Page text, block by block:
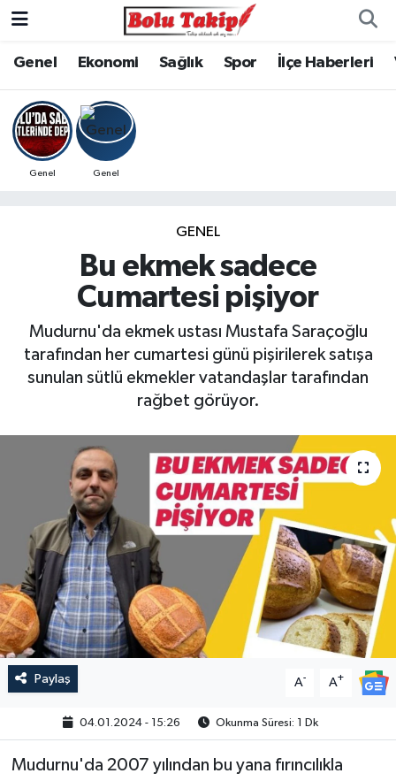
Genel Ekonomi Sağlık Spor İlçe Haberleri
Genel Genel
GENEL
Bu ekmek sadece
Cumartesi pişiyor
Mudurnu'da ekmek ustası Mustafa Saraçoğlu
tarafından her cumartesi günü pişirilerek satışa
sunulan sütlü ekmekler vatandaşlar tarafından
rağbet görüyor.
Paylaş A- A+
04.01.2024 - 15:26 Okunma Süresi: 1 Dk
Mudurnu'da 2007 yılından bu yana fırıncılıkla